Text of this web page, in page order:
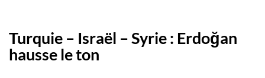
Turquie – Israël – Syrie : Erdoğan
hausse le ton